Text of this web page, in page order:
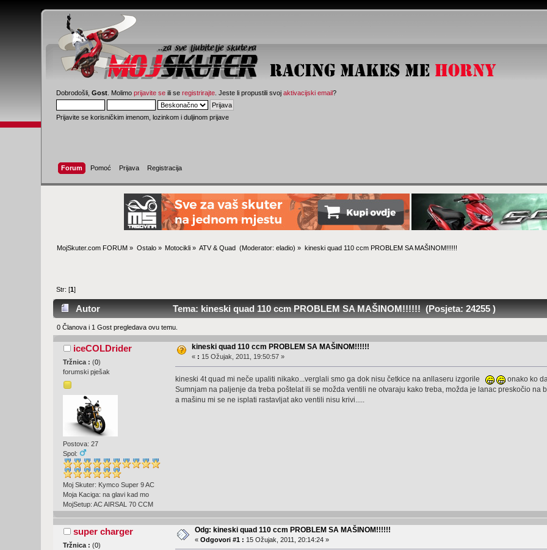
Dobrodošli,Gost . Molimoprijavite se ili seregistrirajte . Jeste li propustili svojaktivacijski email?
Prijavite se korisničkim imenom, lozinkom i duljinom prijave
Forum Pomoć Prijava Registracija
MojSkuter.com FORUM » Ostalo» Motocikli » ATV & Quad (Moderator:eladio) » kineski quad 110 ccm PROBLEM SA MAŠINOM!!!!!!
Str: [1]
Autor Tema: kineski quad 110 ccm PROBLEM SA MAŠINOM!!!!!! (Posjeta: 24255 )
0 Članova i 1 Gost pregledava ovu temu.
iceCOLDrider
Tržnica :(0)
forumski pješak
Postova: 27
Spol:
Moj Skuter: Kymco Super 9 AC
Moja Kaciga: na glavi kad mo
MojSetup: AC AIRSAL 70 CCM
kineski quad 110 ccm PROBLEM SA MAŠINOM!!!!!!
« : 15 Ožujak, 2011, 19:50:57 »
kineski 4t quad mi neče upaliti nikako...verglali smo ga dok nisu četkice na anllaseru izgorile
onako ko
Sumnjam na paljenje da treba poštelat ili se možda ventili ne otvaraju kako treba, možda je lanac preskočio na
a mašinu mi se ne isplati rastavljat ako ventili nisu krivi.....
super charger
Tržnica :(0)
Odg: kineski quad 110 ccm PROBLEM SA MAŠINOM!!!!!!
«Odgovori #1 : 15 Ožujak, 2011, 20:14:24 »